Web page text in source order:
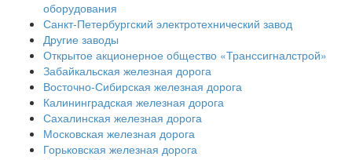
оборудования
Санкт-Петербургский электротехнический завод
Другие заводы
Открытое акционерное общество «Транссигналстрой»
Забайкальская железная дорога
Восточно-Сибирская железная дорога
Калининградская железная дорога
Сахалинская железная дорога
Московская железная дорога
Горьковская железная дорога